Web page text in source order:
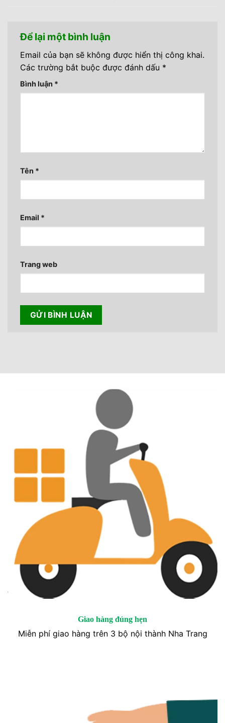
Để lại một bình luận
Email của bạn sẽ không được hiển thị công khai.
Các trường bắt buộc được đánh dấu *
Bình luận *
Tên *
Email *
Trang web
Giao hàng đúng hẹn
Miễn phí giao hàng trên 3 bộ nội thành Nha Trang